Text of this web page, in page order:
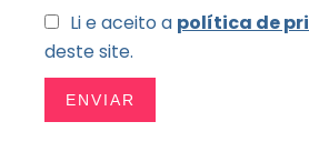
Li e aceito a política de
deste site.
ENVIAR